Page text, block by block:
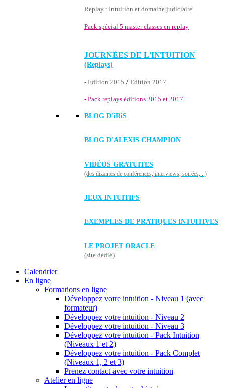
Replay : Intuition et domaine judiciaire
Pack spécial 5 master classes en replay
JOURNÉES DE L'INTUITION
(Replays)
- Edition 2015 / Edition 2017
- Pack replays éditions 2015 et 2017
BLOG D'iRiS
BLOG D'ALEXIS CHAMPION
VIDÉOS GRATUITES
(des dizaines de conférences, interviews, soirées,...)
JEUX INTUITIFS
EXEMPLES DE PRATIQUES INTUITIVES
LE PROJET ORACLE
(site dédié)
Calendrier
En ligne
Formations en ligne
Développez votre intuition - Niveau 1 (avec
formateur)
Développez votre intuition - Niveau 2
Développez votre intuition - Niveau 3
Développez votre intuition - Pack Intuition
(Niveaux 1 et 2)
Développez votre intuition - Pack Complet
(Niveaux 1, 2 et 3)
Prenez contact avec votre intuition
Atelier en ligne